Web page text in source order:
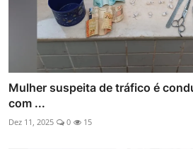
Mulher suspeita de tráfico é
com ...
Dez 11, 2025 0 15